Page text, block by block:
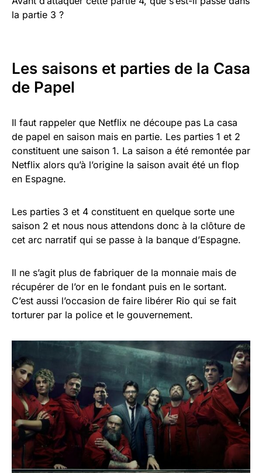
la partie 3 ?
Les saisons et parties de la Casa
de Papel
Il faut rappeler que Netflix ne découpe pas La casa
de papel en saison mais en partie. Les parties 1 et 2
constituent une saison 1. La saison a été remontée par
Netflix alors qu’à l’origine la saison avait été un flop
en Espagne.
Les parties 3 et 4 constituent en quelque sorte une
saison 2 et nous nous attendons donc à la clôture de
cet arc narratif qui se passe à la banque d’Espagne.
Il ne s’agit plus de fabriquer de la monnaie mais de
récupérer de l’or en le fondant puis en le sortant.
C’est aussi l’occasion de faire libérer Rio qui se fait
torturer par la police et le gouvernement.